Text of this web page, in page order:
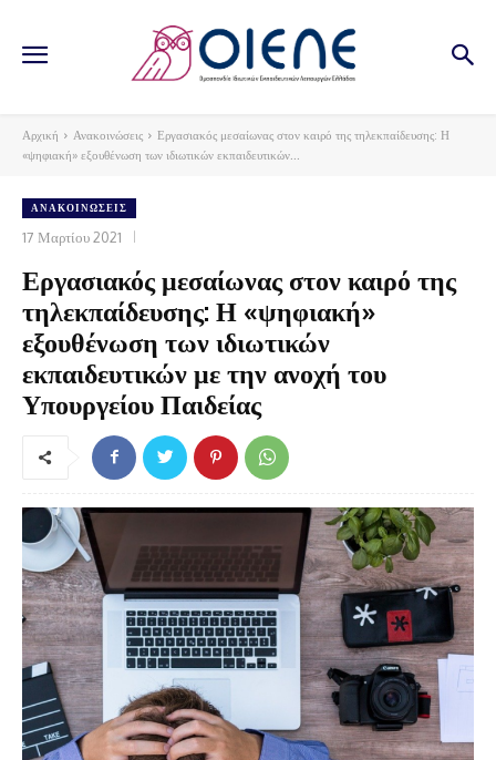
Αρχική Ανακοινώσεις
Εργασιακός μεσαίωνας στον καιρό της τηλεκπαίδευσης: Η
«ψηφιακή» εξουθένωση των ιδιωτικών εκπαιδευτικών...
ΑΝΑΚΟΙΝΏΣΕΙΣ
17 Μαρτίου 2021
Εργασιακός μεσαίωνας στον καιρό της
τηλεκπαίδευσης: Η «ψηφιακή»
εξουθένωση των ιδιωτικών
εκπαιδευτικών με την ανοχή του
Υπουργείου Παιδείας